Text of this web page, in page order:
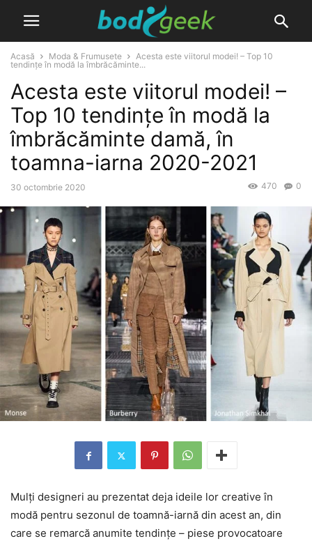
Acasă Moda & Frumusete
Acesta este viitorul modei! – Top 10
tendințe în modă la îmbrăcăminte...
Acesta este viitorul modei! –
Top 10 tendințe în modă la
îmbrăcăminte damă, în
toamna-iarna 2020-2021
30 octombrie 2020 0
470
Mulți designeri au prezentat deja ideile lor creative în
modă pentru sezonul de toamnă-iarnă din acest an, din
care se remarcă anumite tendințe – piese provocatoare